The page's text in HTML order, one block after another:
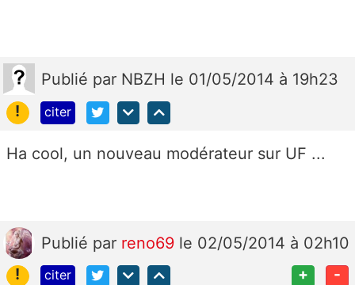
Publié par NBZH le 01/05/2014 à 19h23
!
citer
Ha cool, un nouveau modérateur sur UF ...
Publié par reno69 le 02/05/2014 à 02h10
!
citer + -